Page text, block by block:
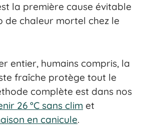
la première cause évitable
de chaleur mortel chez le
entier, humains compris, la
fraîche protège tout le
complète est dans nos
26 °C sans clim et
en canicule.